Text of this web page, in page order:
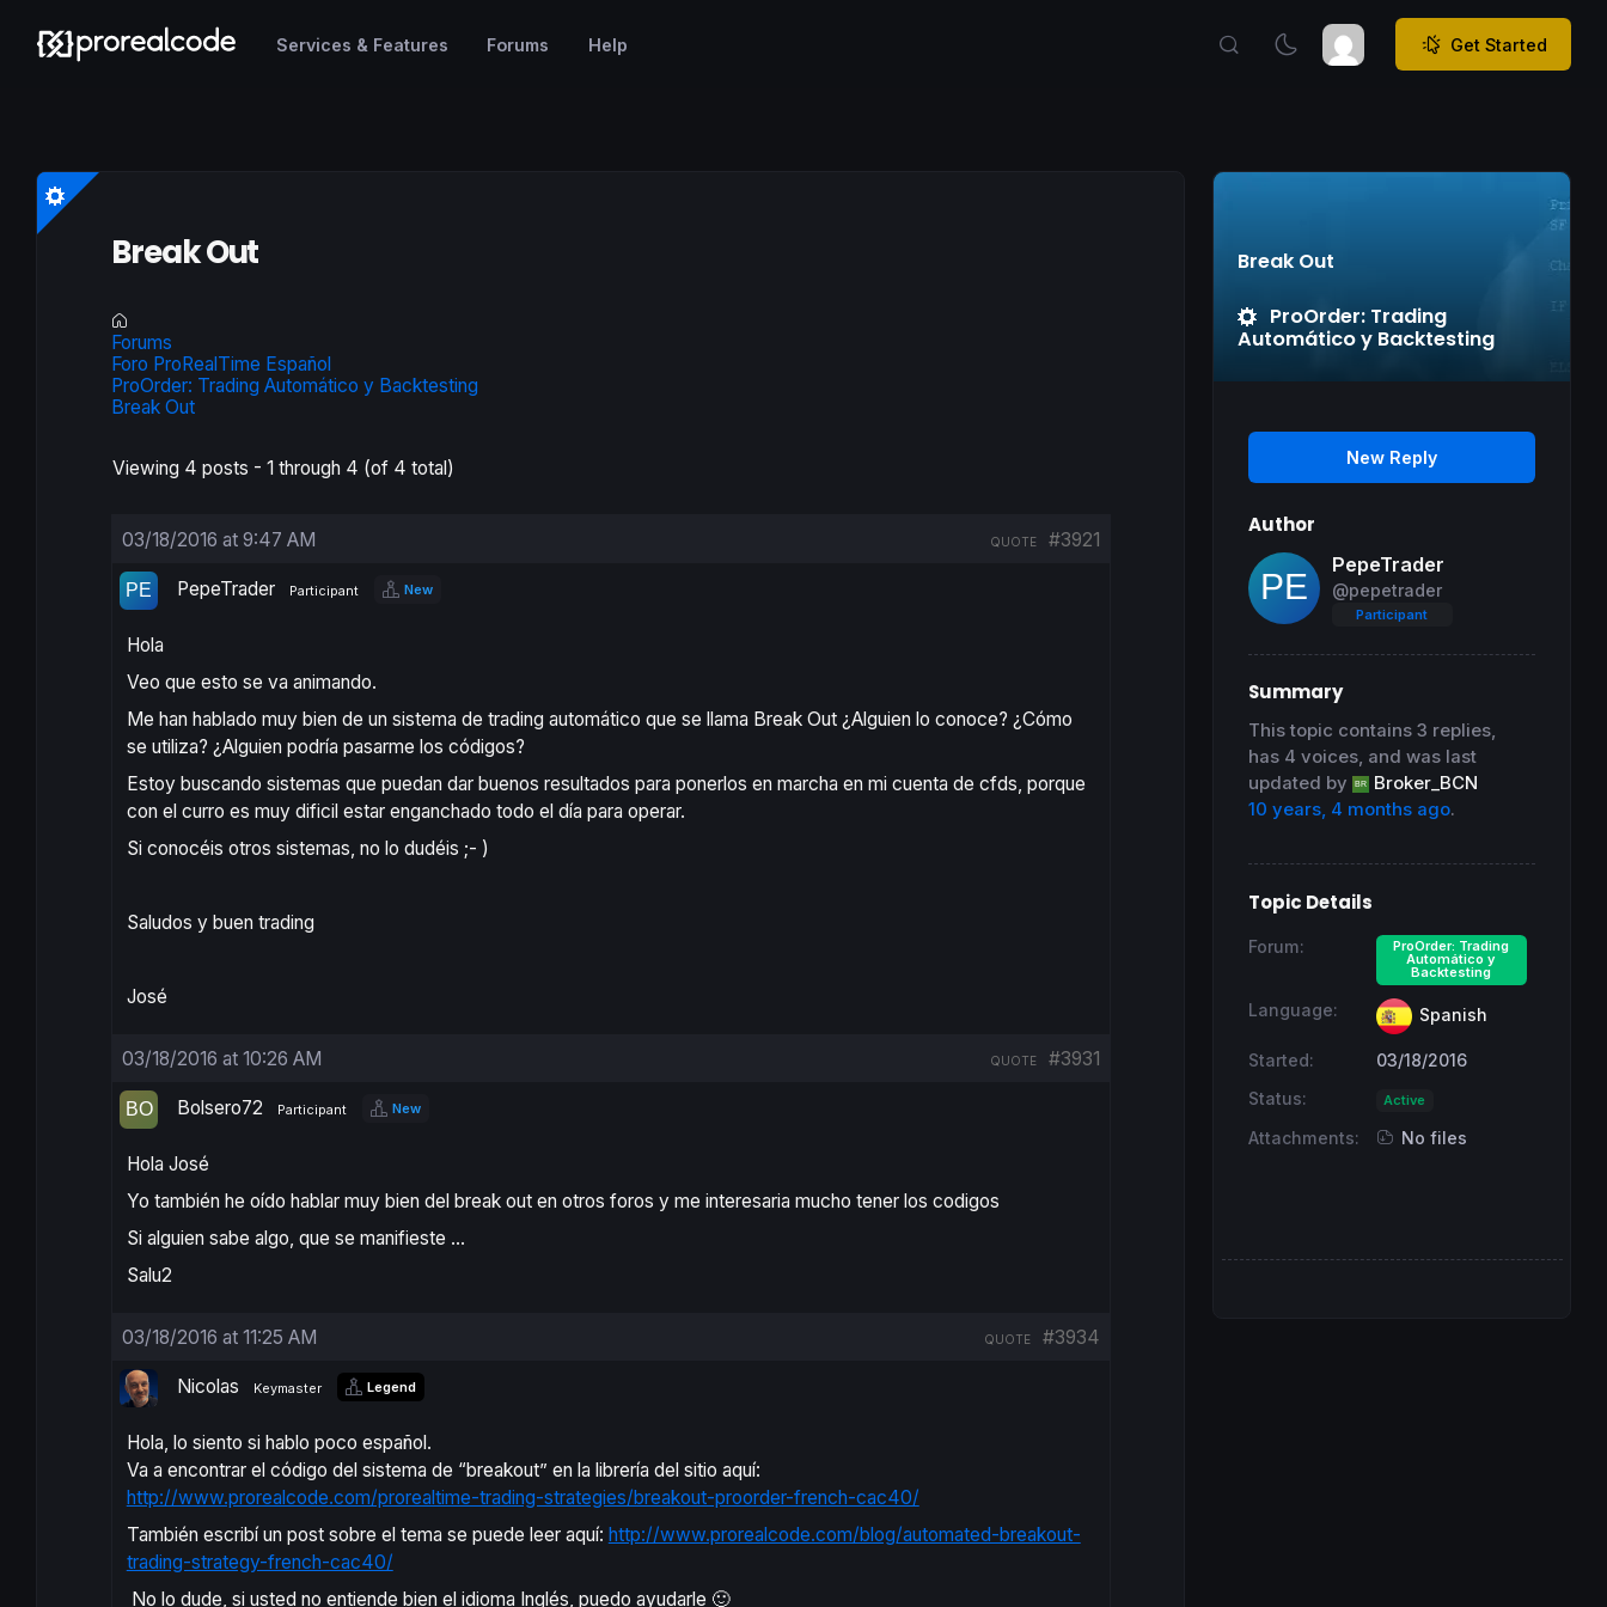
Services & Features Forums Help Get Started
Break Out
Forums
Foro ProRealTime Español
ProOrder: Trading Automático y Backtesting
Break Out
Viewing 4 posts - 1 through 4 (of 4 total)
03/18/2016 at 9:47 AM #3921
QUOTE
PepeTrader Participant New
Hola
Veo que esto se va animando.
Me han hablado muy bien de un sistema de trading automático que se llama Break Out ¿Alguien lo conoce? ¿Cómo
se utiliza? ¿Alguien podría pasarme los códigos?
Estoy buscando sistemas que puedan dar buenos resultados para ponerlos en marcha en mi cuenta de cfds, porque
con el curro es muy dificil estar enganchado todo el día para operar.
Si conocéis otros sistemas, no lo dudéis ;- )
Saludos y buen trading
José
03/18/2016 at 10:26 AM #3931
QUOTE
Bolsero72 Participant New
Hola José
Yo también he oído hablar muy bien del break out en otros foros y me interesaria mucho tener los codigos
Si alguien sabe algo, que se manifieste …
Salu2
03/18/2016 at 11:25 AM #3934
QUOTE
Nicolas Keymaster Legend
Hola, lo siento si hablo poco español.
Va a encontrar el código del sistema de “breakout” en la librería del sitio aquí:
http://www.prorealcode.com/prorealtime-trading-strategies/breakout-proorder-french-cac40/
También escribí un post sobre el tema se puede leer aquí: http://www.prorealcode.com/blog/automated-breakout-
trading-strategy-french-cac40/
No lo dude, si usted no entiende bien el idioma Inglés, puedo ayudarle 🙂
Break Out
ProOrder: Trading
Automático y Backtesting
New Reply
Author
PepeTrader
@pepetrader
Participant
Summary
This topic contains 3 replies,
has 4 voices, and was last
updated by
Broker_BCN
10 years, 4 months ago.
Topic Details
Forum: ProOrder: Trading
Automático y
Backtesting
Language: Spanish
Started:
03/18/2016
Status:
Active
Attachments: No files